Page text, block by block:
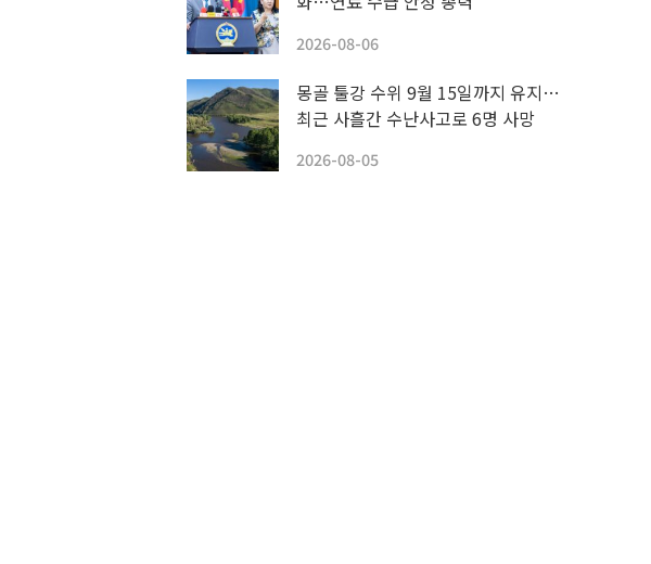
2026-08-06
몽골 툴강 수위 9월 15일까지 유지…
최근 사흘간 수난사고로 6명 사망
2026-08-05